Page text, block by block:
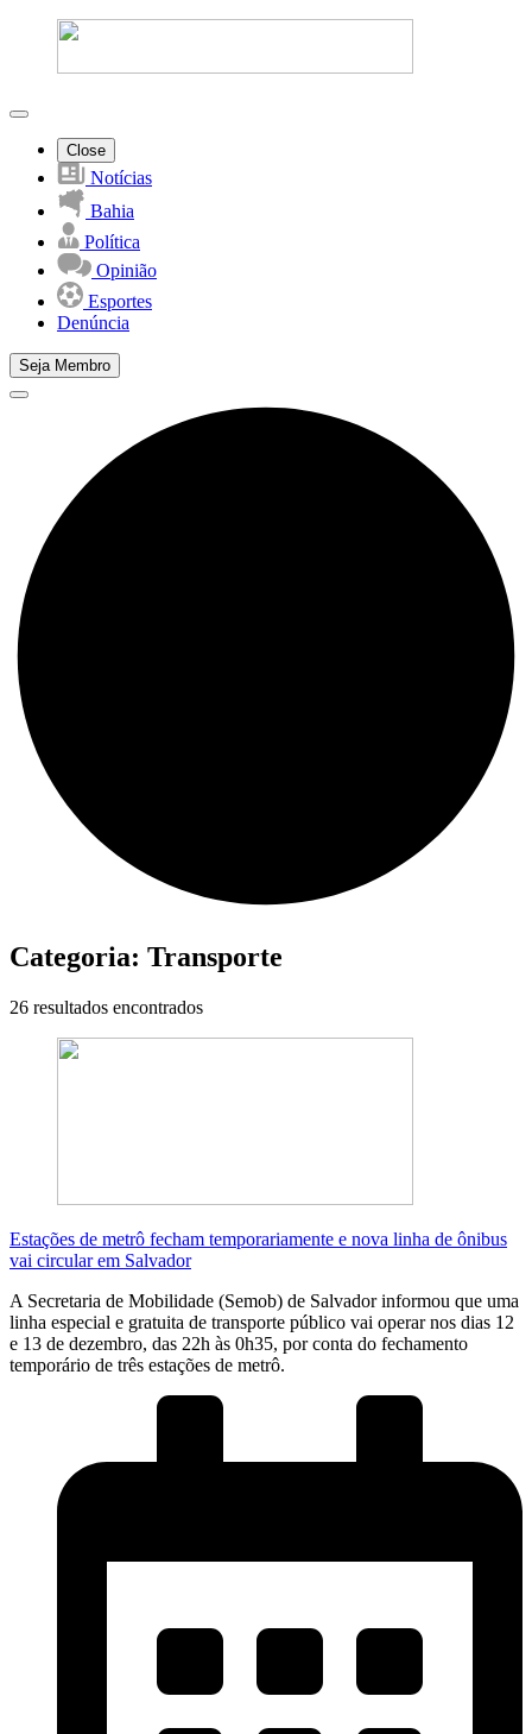
Close
Notícias
Bahia
Política
Opinião
Esportes
Denúncia
Seja Membro
Categoria: Transporte
26 resultados encontrados
Estações de metrô fecham temporariamente e nova linha de ônibus
vai circular em Salvador
A Secretaria de Mobilidade (Semob) de Salvador informou que uma
linha especial e gratuita de transporte público vai operar nos dias 12
e 13 de dezembro, das 22h às 0h35, por conta do fechamento
temporário de três estações de metrô.